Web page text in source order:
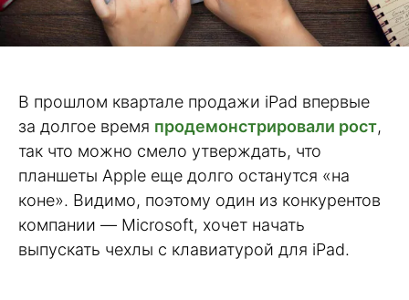
В прошлом квартале продажи iPad впервые
за долгое время продемонстрировали рост,
так что можно смело утверждать, что
планшеты Apple еще долго останутся «на
коне». Видимо, поэтому один из конкурентов
компании — Microsoft, хочет начать
выпускать чехлы с клавиатурой для iPad.